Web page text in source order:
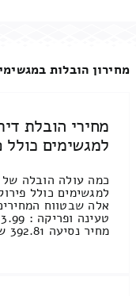
מחירון הובלות
מחירי הובלת
למגשימים כולל
כמה עולה הובלה
מחיר נסיעה 392.81 שקל / זמן נסיעה בין ערים [...]